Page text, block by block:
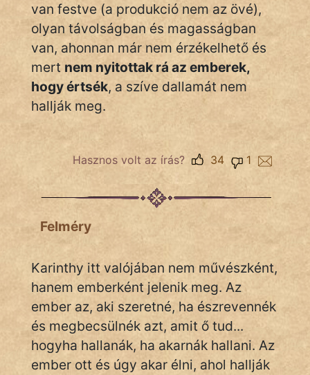
van festve (a produkció nem az övé),
olyan távolságban és magasságban
van, ahonnan már nem érzékelhető és
mert nem nyitottak rá az emberek,
hogy értsék, a szíve dallamát nem
hallják meg.
Hasznos volt az írás? 1
34
Felméry
Karinthy itt valójában nem művészként,
hanem emberként jelenik meg. Az
ember az, aki szeretné, ha észrevennék
és megbecsülnék azt, amit ő tud...
hogyha hallanák, ha akarnák hallani. Az
ember ott és úgy akar élni, ahol hallják